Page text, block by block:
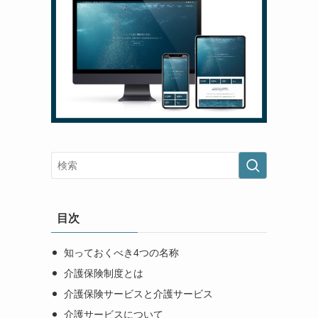
目次
知っておくべき4つの名称
介護保険制度とは
介護保険サービスと介護サービス
介護サービスについて